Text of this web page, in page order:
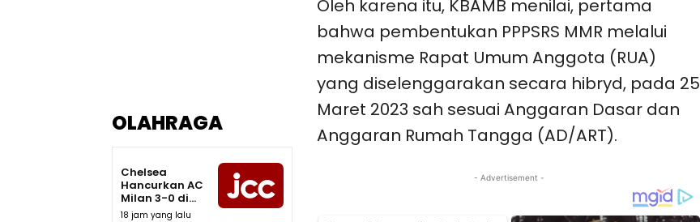
OLAHRAGA
Chelsea
Hancurkan AC
Milan 3-0 di...
18 jam yang lalu
Oleh karena itu, KBAMB menilai, pertama
bahwa pembentukan PPPSRS MMR melalui
mekanisme Rapat Umum Anggota (RUA)
yang diselenggarakan secara hibryd, pada 25
Maret 2023 sah sesuai Anggaran Dasar dan
Anggaran Rumah Tangga (AD/ART).
- Advertisement -